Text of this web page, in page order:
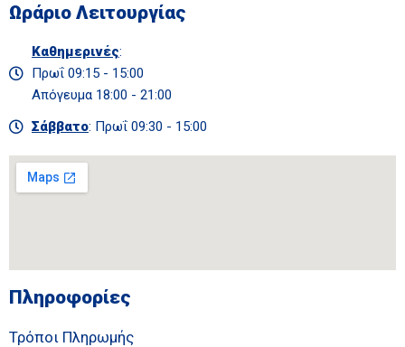
Ωράριο Λειτουργίας
Καθημερινές:
Πρωΐ 09:15 - 15:00
Απόγευμα 18:00 - 21:00
Σάββατο: Πρωΐ 09:30 - 15:00
Πληροφορίες
Τρόποι Πληρωμής